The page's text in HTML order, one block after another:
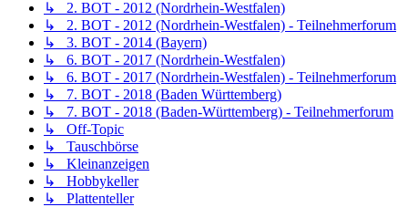
↳ 2. BOT - 2012 (Nordrhein-Westfalen)
↳ 2. BOT - 2012 (Nordrhein-Westfalen) - Teilnehmerforum
↳ 3. BOT - 2014 (Bayern)
↳ 6. BOT - 2017 (Nordrhein-Westfalen)
↳ 6. BOT - 2017 (Nordrhein-Westfalen) - Teilnehmerforum
↳ 7. BOT - 2018 (Baden Württemberg)
↳ 7. BOT - 2018 (Baden-Württemberg) - Teilnehmerforum
↳ Off-Topic
↳ Tauschbörse
↳ Kleinanzeigen
↳ Hobbykeller
↳ Plattenteller